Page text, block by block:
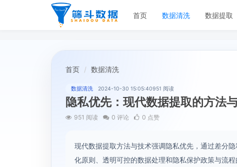
首页 数据清洗 数据提取
首页 数据清洗
数据清洗 2024-10-30 15:05:40951 阅读
隐私优先：现代数据提取的方法
951 阅读 0 评论 0 点赞
现代数据提取方法与技术强调隐私优先，通过差分
化原则、透明可控的数据处理和隐私保护政策与流